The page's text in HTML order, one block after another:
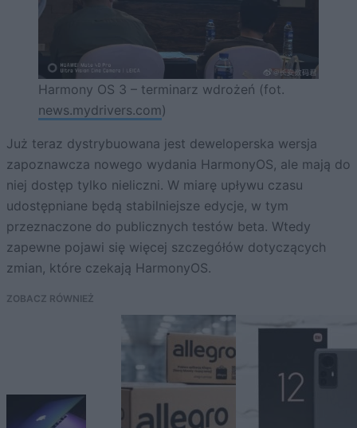
Harmony OS 3 – terminarz wdrożeń (fot.
news.mydrivers.com)
Już teraz dystrybuowana jest deweloperska wersja
zapoznawcza nowego wydania HarmonyOS, ale mają do
niej dostęp tylko nieliczni. W miarę upływu czasu
udostępniane będą stabilniejsze edycje, w tym
przeznaczone do publicznych testów beta. Wtedy
zapewne pojawi się więcej szczegółów dotyczących
zmian, które czekają HarmonyOS.
ZOBACZ RÓWNIEŻ